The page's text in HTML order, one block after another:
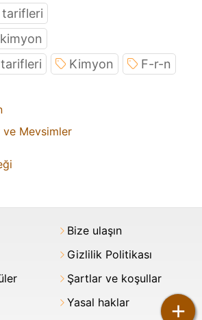
+
tarifleri
tarifleri
Kimyon F-r-n
Mevsimler
Bize ulaşın
Gizlilik Politikası
Şartlar ve koşullar
Yasal haklar